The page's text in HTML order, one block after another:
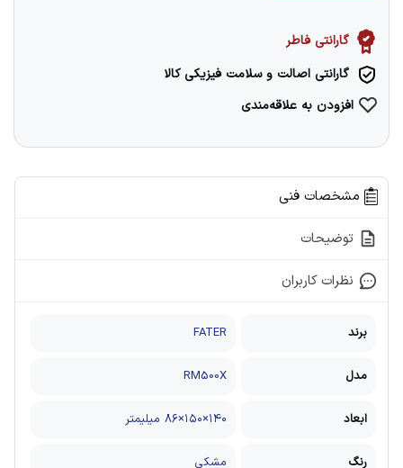
گارانتی فاطر
گارانتی اصالت و سلامت فیزیکی کالا
افزودن به علاقه‌مندی
مشخصات فنی
توضیحات
نظرات کاربران
برند FATER
مدل RM500X
ابعاد ۱۴۰×۱۵۰×۸۶ میلیمتر
رنگ مشکی